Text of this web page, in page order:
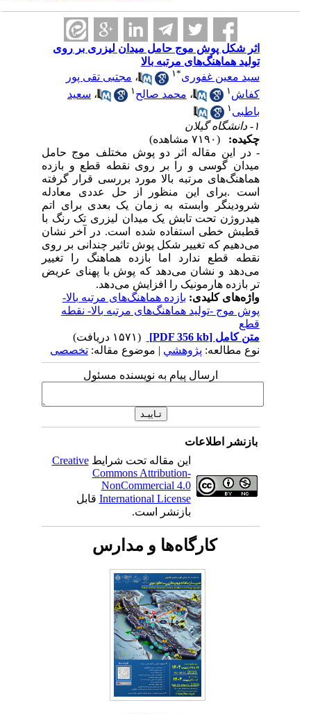
اثر شکل پوش موج حامل میدان لیزری بر روی
تولید هماهنگ‌های مرتبه بالا
سید معین غفوری* ۱ ،مجتبی تقی پور
کفاش۱ ،محمد صالح ،سعید
باطبی
چکیده:
- در این مقاله اثر دو پوش مختلف موج حامل
میدان گوسی و را بر روی نقطه قطع و بازده
هماهنگ‌های مرتبه بالا مورد بررسی قرار گرفته
است .برای این منظور از حل عددی معادله
شرودینگر وابسته به زمان یک بعدی برای اتم
هیدروژن تحت تابش یک میدان لیزری تک رنگ با
قطبش خطی استفاده شده است. در آخر نشان
می‌دهیم که تغییر شکل پوش تاثیر چندانی بر روی
نقطه قطع ندارد اما بازده هماهنگ را تغییر
می‌دهد و نشان می‌دهد که پوش با پهنای عریض
تر بازده هارمونیک را افزایش می‌دهد.
واژه‌های کلیدی:بازده هماهنگ‌های مرتبه بالا-
پوش موج -تولید هماهنگ‌های مرتبه بالا- نقطه
قطع
متن کامل[PDF 356 kb]
نوع مطالعه:پژوهشي| موضوع مقاله:تخصصی
ارسال پیام به نویسنده مسئول
بازنشر اطلاعات
این مقاله تحت شرایطCreative
Commons Attribution-
NonCommercial 4.0
International Licenseقابل
بازنشر است.
کارگاه‌ها و مدارس